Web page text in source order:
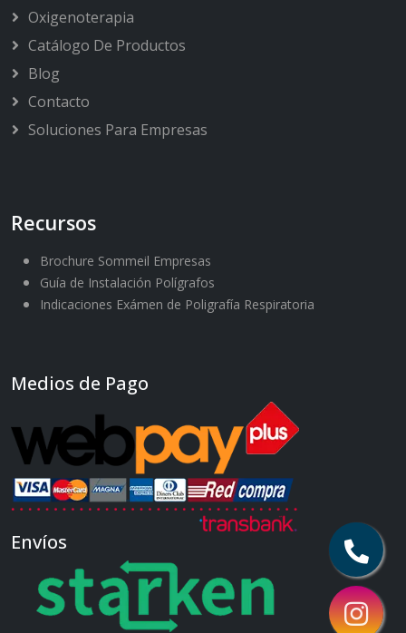
Oxigenoterapia
Catálogo De Productos
Blog
Contacto
Soluciones Para Empresas
Recursos
Brochure Sommeil Empresas
Guía de Instalación Polígrafos
Indicaciones Exámen de Poligrafía Respiratoria
Medios de Pago
Envíos